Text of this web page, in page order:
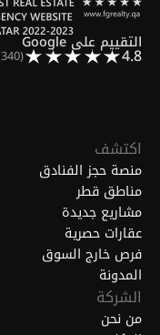
التقييم على Google
4.8
(340)
اكتشف
منصة حجز الفنادق
مناطق قطر
مشاريع جديدة
عقارات حصرية
فرص خارج السوق
المدونة
الشركة
من نحن